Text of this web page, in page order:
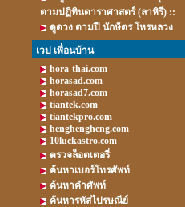
ตามปฏิทินดาราศาสตร์ (ลาหิรี) ::
ดูดวง ตามปี นักษัตร โหรหลวง
เวป เพื่อนบ้าน
hora-thai.com
horasad.com
horasad7.com
tiantek.com
tiantekpro.com
henghengheng.com
10luckastro.com
ตรวจล็อตเตอรี่
ค้นหาเบอร์โทรศัพท์
ค้นหาคำศัพท์
ค้นหารหัสไปรษณีย์